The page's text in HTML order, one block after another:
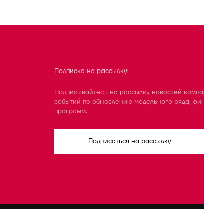
Подписка на рассылку:
Подписывайтесь на рассылку новостей
событий по обновлению модельного ряда,
программ.
Подписаться на рассылку